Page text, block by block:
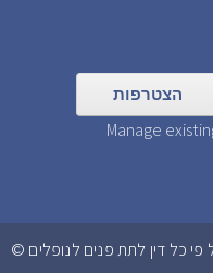
Manage
פי כל דין לתת פנים לנופלים ©